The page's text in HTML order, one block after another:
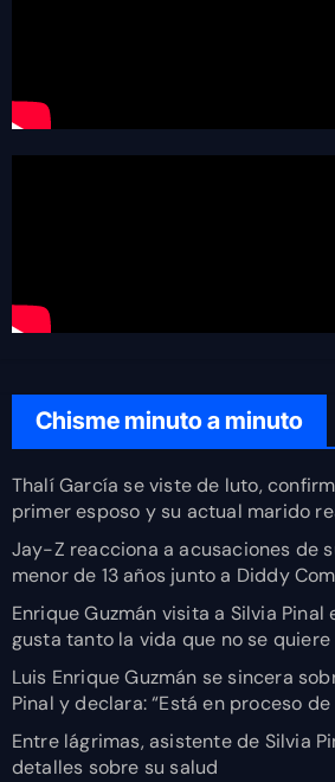
Chisme minuto a minuto
Thalí García se viste de luto,
primer esposo y su actual marido
Jay-Z reacciona a acusaciones de
menor de 13 años junto a Diddy
Enrique Guzmán visita a Silvia Pinal
gusta tanto la vida que no se quiere
Luis Enrique Guzmán se sincera
Pinal y declara: “Está en proceso
Entre lágrimas, asistente de Silvia
detalles sobre su salud